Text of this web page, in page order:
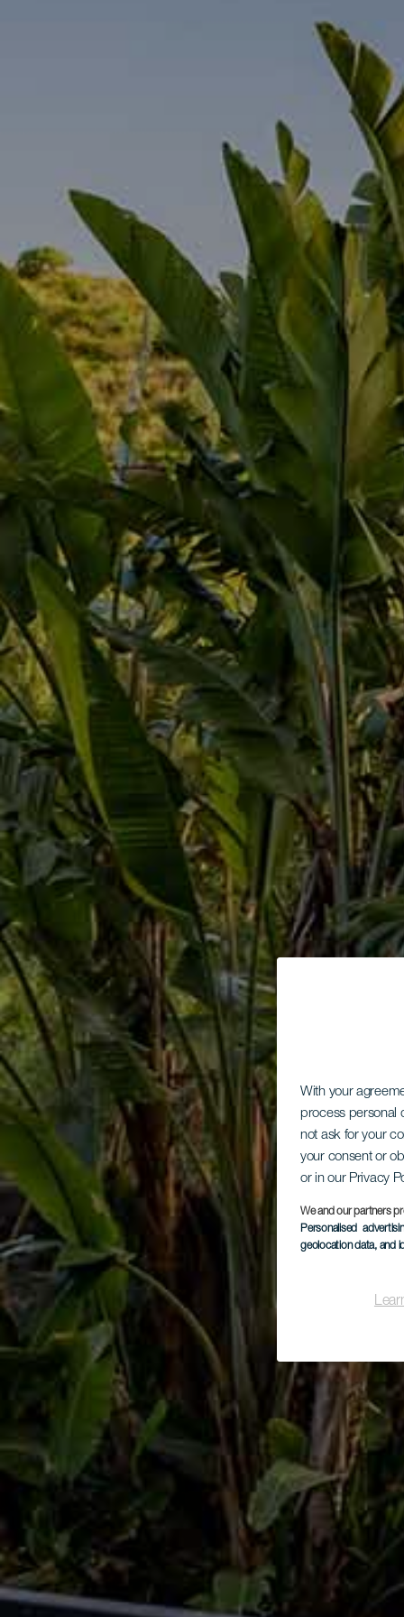
With your
process personal
not ask for your
your consent or
or in our Privacy
We and our partners
Personalised
geolocation data, and